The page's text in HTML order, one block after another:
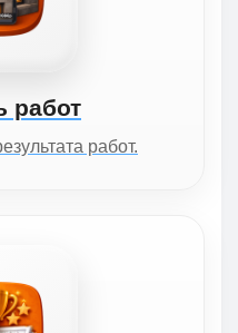
работ
работ.